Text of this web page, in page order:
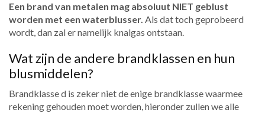
Een brand van metalen mag absoluut NIET geblust
worden met een waterblusser. Als dat toch geprobeerd
wordt, dan zal er namelijk knalgas ontstaan.
Wat zijn de andere brandklassen en hun
blusmiddelen?
Brandklasse d is zeker niet de enige brandklasse waarmee
rekening gehouden moet worden, hieronder zullen we alle